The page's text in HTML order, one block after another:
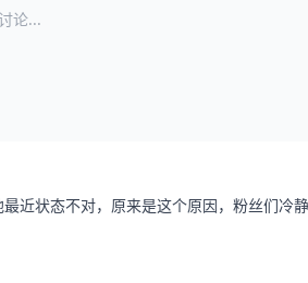
近状态不对，原来是这个原因，粉丝们冷